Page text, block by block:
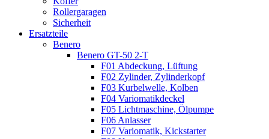
Rollergaragen
Sicherheit
Ersatzteile
Benero
Benero GT-50 2-T
F01 Abdeckung, Lüftung
F02 Zylinder, Zylinderkopf
F03 Kurbelwelle, Kolben
F04 Variomatikdeckel
F05 Lichtmaschine, Ölpumpe
F06 Anlasser
F07 Variomatik, Kickstarter